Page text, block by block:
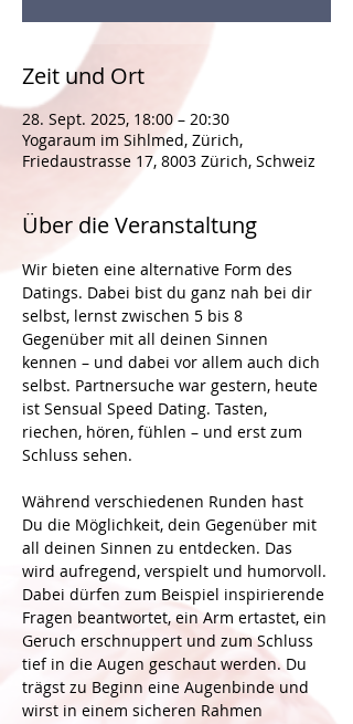
Zeit und Ort
28. Sept. 2025, 18:00 – 20:30
Yogaraum im Sihlmed, Zürich,
Friedaustrasse 17, 8003 Zürich, Schweiz
Über die Veranstaltung
Wir bieten eine alternative Form des
Datings. Dabei bist du ganz nah bei dir
selbst, lernst zwischen 5 bis 8
Gegenüber mit all deinen Sinnen
kennen – und dabei vor allem auch dich
selbst. Partnersuche war gestern, heute
ist Sensual Speed Dating. Tasten,
riechen, hören, fühlen – und erst zum
Schluss sehen.
Während verschiedenen Runden hast
Du die Möglichkeit, dein Gegenüber mit
all deinen Sinnen zu entdecken. Das
wird aufregend, verspielt und humorvoll.
Dabei dürfen zum Beispiel inspirierende
Fragen beantwortet, ein Arm ertastet, ein
Geruch erschnuppert und zum Schluss
tief in die Augen geschaut werden. Du
trägst zu Beginn eine Augenbinde und
wirst in einem sicheren Rahmen